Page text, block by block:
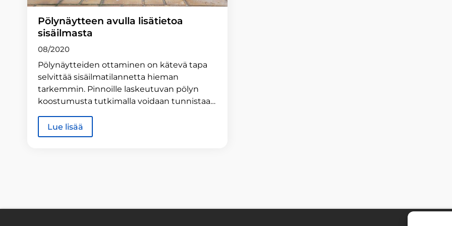
Pölynäytteen avulla lisätietoa
sisäilmasta
08/2020
Pölynäytteiden ottaminen on kätevä tapa
selvittää sisäilmatilannetta hieman
tarkemmin. Pinnoille laskeutuvan pölyn
koostumusta tutkimalla voidaan tunnistaa…
Lue lisää